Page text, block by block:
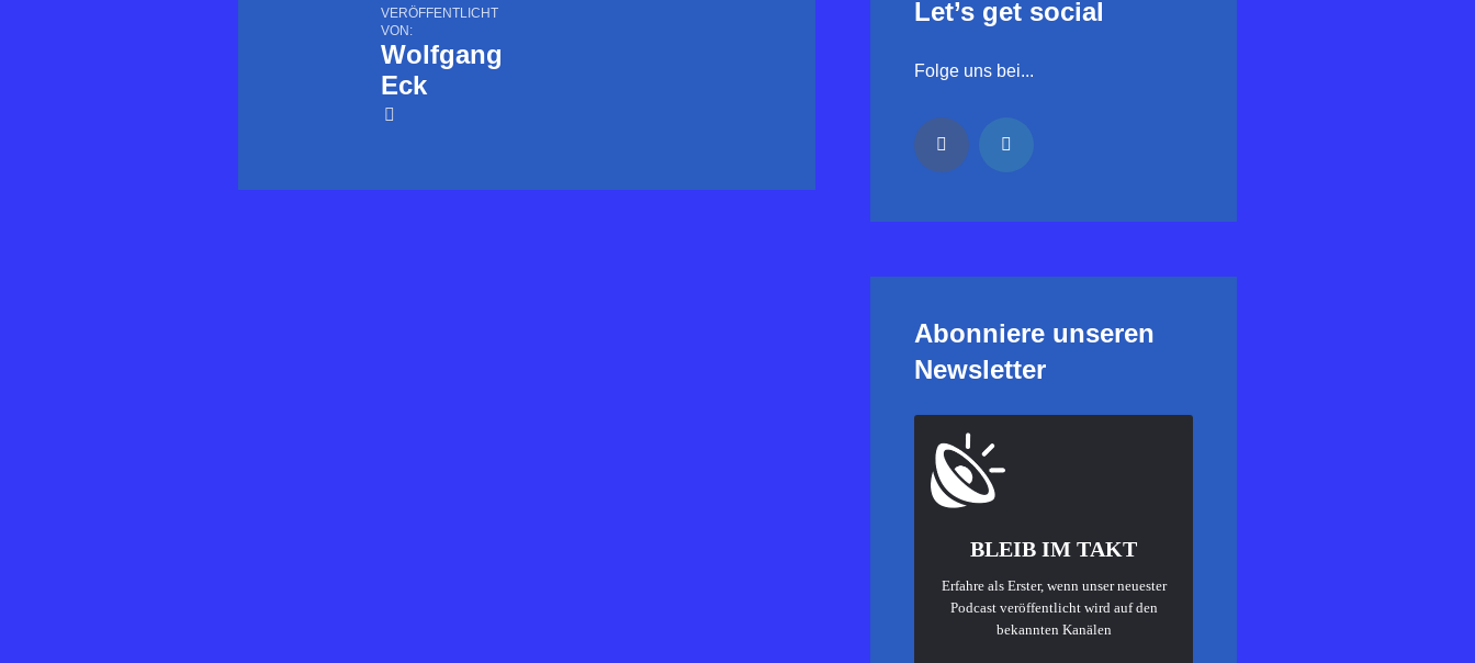
VERÖFFENTLICHT
VON:
Wolfgang
Eck
Let’s get social
Folge uns bei...
Abonniere unseren
Newsletter
BLEIB IM TAKT
Erfahre als Erster, wenn unser neuester
Podcast veröffentlicht wird auf den
bekannten Kanälen